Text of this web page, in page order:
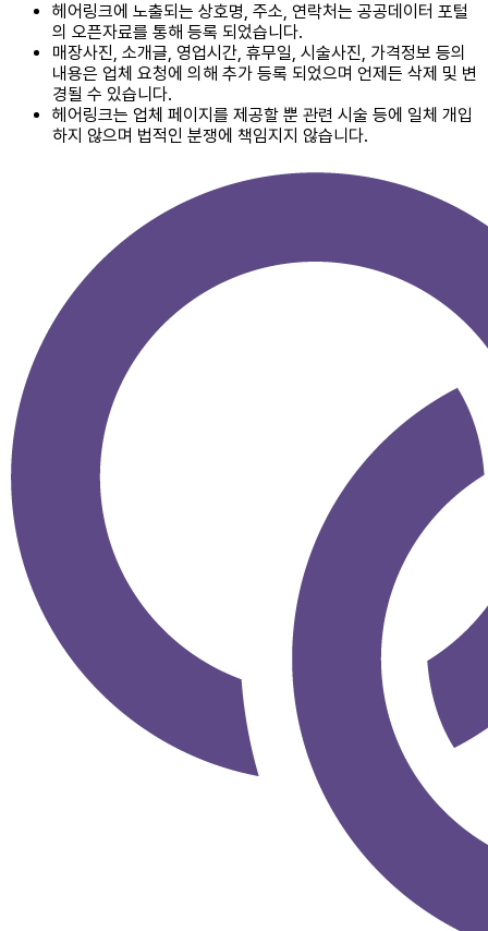
헤어링크에 노출되는 상호명, 주소, 연락처는 공공데이터 포털
의 오픈자료를 통해 등록 되었습니다.
매장사진, 소개글, 영업시간, 휴무일, 시술사진, 가격정보 등의
내용은 업체 요청에 의해 추가 등록 되었으며 언제든 삭제 및 변
경될 수 있습니다.
헤어링크는 업체 페이지를 제공할 뿐 관련 시술 등에 일체 개입
하지 않으며 법적인 분쟁에 책임지지 않습니다.